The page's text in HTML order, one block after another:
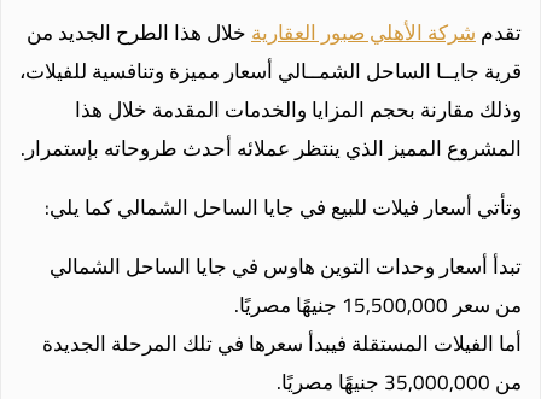
تقدمشركة الأهلي صبور العقاريةخلال هذا الطرح الجديد من
قرية جايــا الساحل الشمــالي أسعار مميزة وتنافسية للفيلات،
وذلك مقارنة بحجم المزايا والخدمات المقدمة خلال هذا
المشروع المميز الذي ينتظر عملائه أحدث طروحاته بإستمرار.
وتأتي أسعار فيلات للبيع في جايا الساحل الشمالي كما يلي:
تبدأ أسعار وحدات التوين هاوس في جايا الساحل الشمالي
من سعر 15,500,000 جنيهًا مصريًا.
أما الفيلات المستقلة فيبدأ سعرها في تلك المرحلة الجديدة
من 35,000,000 جنيهًا مصريًا.